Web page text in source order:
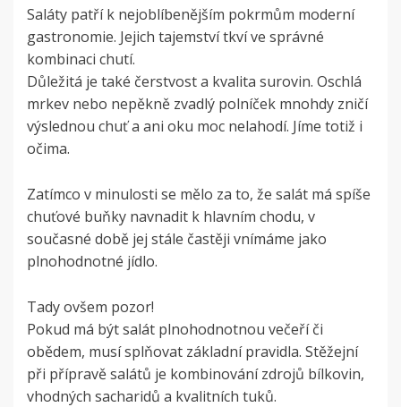
Saláty patří k nejoblíbenějším pokrmům moderní
gastronomie. Jejich tajemství tkví ve správné
kombinaci chutí.
Důležitá je také čerstvost a kvalita surovin. Oschlá
mrkev nebo nepěkně zvadlý polníček mnohdy zničí
výslednou chuť a ani oku moc nelahodí. Jíme totiž i
očima.
Zatímco v minulosti se mělo za to, že salát má spíše
chuťové buňky navnadit k hlavním chodu, v
současné době jej stále častěji vnímáme jako
plnohodnotné jídlo.
Tady ovšem pozor!
Pokud má být salát plnohodnotnou večeří či
obědem, musí splňovat základní pravidla. Stěžejní
při přípravě salátů je kombinování zdrojů bílkovin,
vhodných sacharidů a kvalitních tuků.